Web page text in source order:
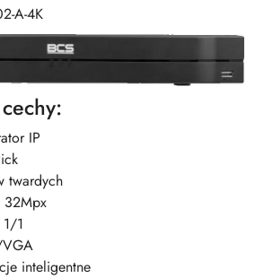
A-4K
IP
twardych
32Mpx
1
inteligentne